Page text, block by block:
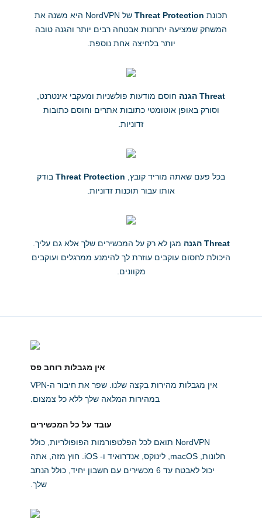
תכונת Threat Protection
של NordVPN היא משנה את
המשחק שמציעה יתרונות אבטחה רבים יותר והגנה טובה
יותר בלחיצה אחת נוספת.
Threat הגנה
חוסם מודעות פולשניות ומעקבי אינטרנט,
וסורק באופן אוטומטי כתובות אתרים וחוסם כתובות
זדוניות.
בכל פעם שאתה מוריד קובץ, Threat Protection בודק
אותו עבור תוכנות זדוניות.
Threat הגנה
מגן לא רק על המכשירים שלך אלא גם עליך.
היכולת לחסום עוקבים עוזרת לך להימנע ממרגלים ועוקבים
מקוונים.
אין מגבלות רוחב פס
אין מגבלות מהירות בקצה שלנו. שפר את חיבור ה-VPN
במהירות המלאה שלך ללא כל צמצום.
עובד על כל המכשירים
NordVPN תואם לכל הפלטפורמות הפופולריות, כולל
חלונות, macOS, לינוקס, אנדרואיד ו- iOS. חוץ מזה, אתה
יכול לאבטח עד 6 מכשירים עם חשבון יחיד, כולל הנתב
שלך.